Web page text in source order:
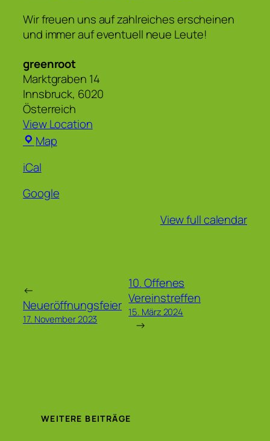
Wir freuen uns auf zahlreiches erscheinen
und immer auf eventuell neue Leute!
greenroot
Marktgraben 14
Innsbruck, 6020
Österreich
View Location
Mapgreenroot
iCal
Google
View full calendar
←
Neueröffnungsfeier
17. November 2023
10. Offenes
Vereinstreffen
15. März 2024
→
WEITERE BEITRÄGE